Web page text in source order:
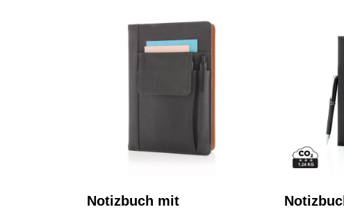
Notizbuch mit